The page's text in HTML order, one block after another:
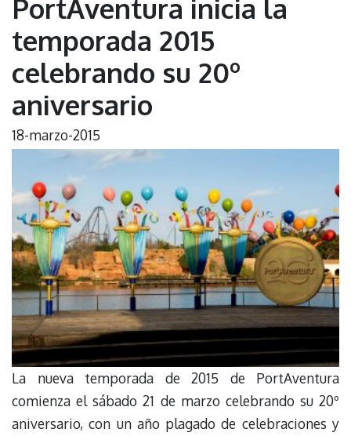
PortAventura inicia la
temporada 2015
celebrando su 20º
aniversario
18-marzo-2015
La nueva temporada de 2015 de PortAventura
comienza el sábado 21 de marzo celebrando su 20º
aniversario, con un año plagado de celebraciones y